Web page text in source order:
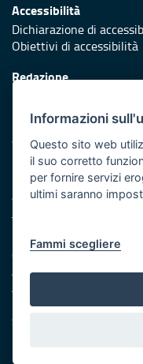
Accessibilità
Dichiarazione di
Obiettivi di accessibilità
Redazione
Protezione civile
Vai al sito di Protezione
Iniziativa finanziata
Asse XI
Note legali
Cookie e privacy
Amministrazione trasparente
Atti di notifica
Feed RSS
Servizi Intranet
Informazioni
Questo sito web
il suo corretto
per fornire servizi
ultimi saranno
Fammi scegliere